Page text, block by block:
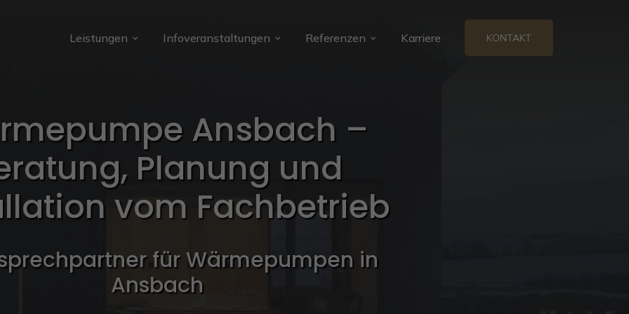
Leistungen Infoveranstaltungen Referenzen Karriere KONTAKT
Ansbach –
Planung und
vom Fachbetrieb
für Wärmepumpen in
Ansbach